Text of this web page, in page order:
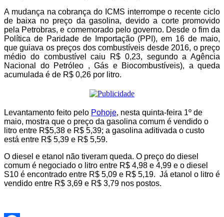
A mudança na cobrança do ICMS interrompe o recente ciclo
de baixa no preço da gasolina, devido a corte promovido
pela Petrobras, e comemorado pelo governo. Desde o fim da
Política de Paridade de Importação (PPI), em 16 de maio,
que guiava os preços dos combustíveis desde 2016, o preço
médio do combustível caiu R$ 0,23, segundo a Agência
Nacional do Petróleo , Gás e Biocombustíveis), a queda
acumulada é de R$ 0,26 por litro.
Levantamento feito pelo Pohoje, nesta quinta-feira 1º de
maio, mostra que o preço da gasolina comum é vendido o
litro entre R$5,38 e R$ 5,39; a gasolina aditivada o custo
está entre R$ 5,39 e R$ 5,59.
O diesel e etanol não tiveram queda. O preço do diesel
comum é negociado o litro entre R$ 4,98 e 4,99 e o diesel
S10 é encontrado entre R$ 5,09 e R$ 5,19. Já etanol o litro é
vendido entre R$ 3,69 e R$ 3,79 nos postos.